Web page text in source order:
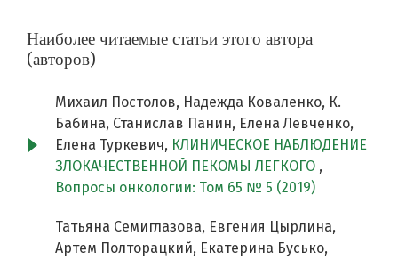
Наиболее читаемые статьи этого автора
(авторов)
Михаил Постолов, Надежда Коваленко, К.
Бабина, Станислав Панин, Елена Левченко,
Елена Туркевич, КЛИНИЧЕСКОЕ НАБЛЮДЕНИЕ
ЗЛОКАЧЕСТВЕННОЙ ПЕКОМЫ ЛЕГКОГО ,
Вопросы онкологии: Том 65 № 5 (2019)
Татьяна Семиглазова, Евгения Цырлина,
Артем Полторацкий, Екатерина Бусько,